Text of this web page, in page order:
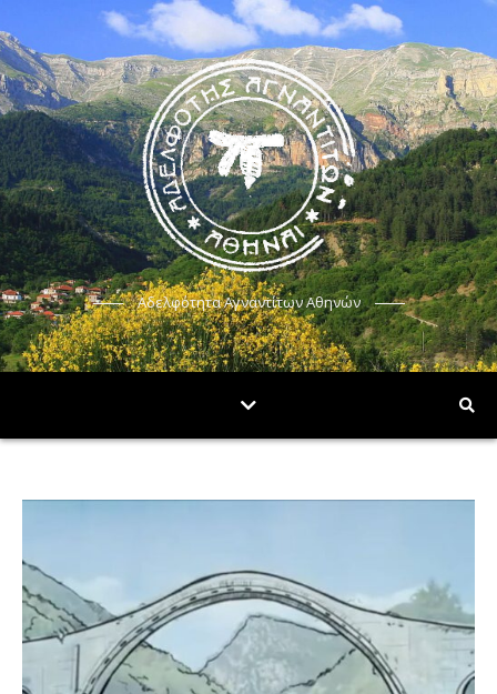
Αδελφότητα Αγναντίτων Αθηνών